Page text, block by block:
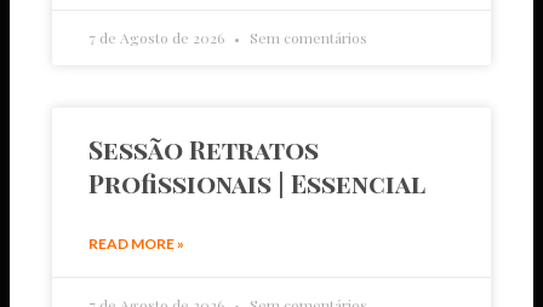
7 de Agosto de 2026 Sem comentários
Sessão Retratos
Profissionais | Essencial
READ MORE »